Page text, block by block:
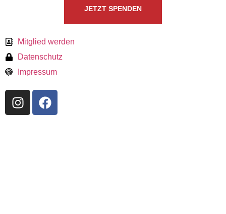
JETZT SPENDEN
Mitglied werden
Datenschutz
Impressum